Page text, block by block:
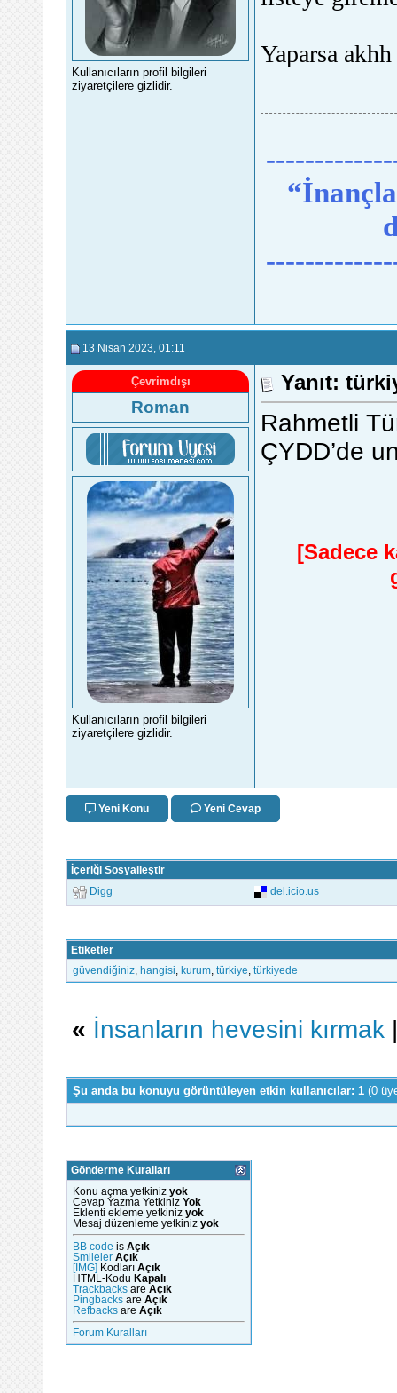
Kullanıcıların profil bilgileri
ziyaretçilere gizlidir.
Yaparsa
13 Nisan 2023 , 01:11
Çevrimdışı
Roman
Kullanıcıların profil bilgileri
ziyaretçilere gizlidir.
Yanıt:
Rahmetli
ÇYDD’de
[Sadece
Yeni Konu Yeni Cevap
İçeriği Sosyalleştir
Digg del.icio.us
Etiketler
güvendiğiniz
hangisi kurum türkiye türkiyede
« İnsanların hevesini kırmak
Şu anda bu konuyu görüntüleyen etkin kullanıcılar: 1 (0
Gönderme Kuralları
Konu açma yetkiniz yok
Cevap Yazma Yetkiniz Yok
Eklenti ekleme yetkiniz yok
Mesaj düzenleme yetkiniz yok
BB code is Açık
Smileler Açık
[IMG] Kodları Açık
HTML-Kodu Kapalı
Trackbacks are Açık
Pingbacks are Açık
Refbacks are Açık
Forum Kuralları